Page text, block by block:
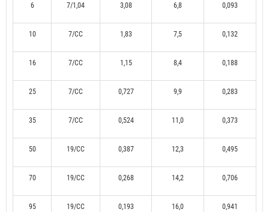
6 7/1,04 3,08 6,8 0,093
10 7/CC 1,83 7,5 0,132
16 7/CC 1,15 8,4 0,188
25 7/CC 0,727 9,9 0,283
35 7/CC 0,524 11,0 0,373
50 19/CC 0,387 12,3 0,495
70 19/CC 0,268 14,2 0,706
95 19/CC 0,193 16,0 0,941